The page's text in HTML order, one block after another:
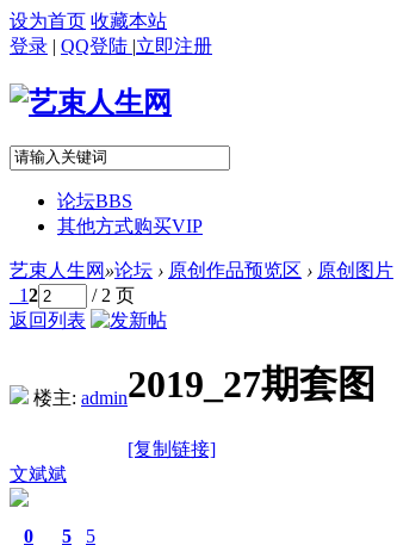
设为首页 收藏本站
登录 | QQ登陆 |立即注册
论坛BBS
其他方式购买VIP
艺束人生网 »论坛 › 原创作品预览区 › 原创图片
12
/ 2 页
返回列表
楼主: admin2019_27期套
[复制链接]
文斌斌
0 5 5